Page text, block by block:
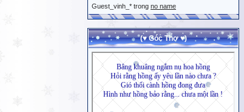
Guest_vinh_* trong no name
(♥ Góc Thơ ♥)